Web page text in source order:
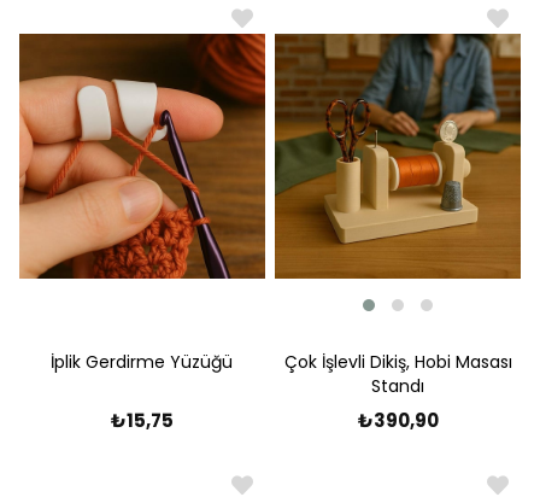
İplik Gerdirme Yüzüğü
₺15,75
Çok İşlevli Dikiş, Hobi Masası
Standı
₺390,90